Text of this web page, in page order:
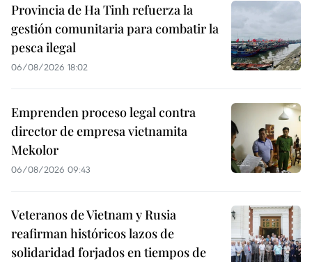
Provincia de Ha Tinh refuerza la
gestión comunitaria para combatir la
pesca ilegal
06/08/2026 18:02
Emprenden proceso legal contra
director de empresa vietnamita
Mekolor
06/08/2026 09:43
Veteranos de Vietnam y Rusia
reafirman históricos lazos de
solidaridad forjados en tiempos de